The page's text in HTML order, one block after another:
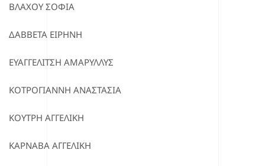
ΒΛΑΧΟΥ ΣΟΦΙΑ
ΔΑΒΒΕΤΑ ΕΙΡΗΝΗ
ΕΥΑΓΓΕΛΙΤΣΗ ΑΜΑΡΥΛΛΥΣ
ΚΟΤΡΟΓΙΑΝΝΗ ΑΝΑΣΤΑΣΙΑ
ΚΟΥΤΡΗ ΑΓΓΕΛΙΚΗ
ΚΑΡΝΑΒΑ ΑΓΓΕΛΙΚΗ